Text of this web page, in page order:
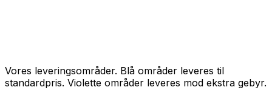
Vores leveringsområder. Blå områder leveres til
standardpris. Violette områder leveres mod ekstra gebyr.